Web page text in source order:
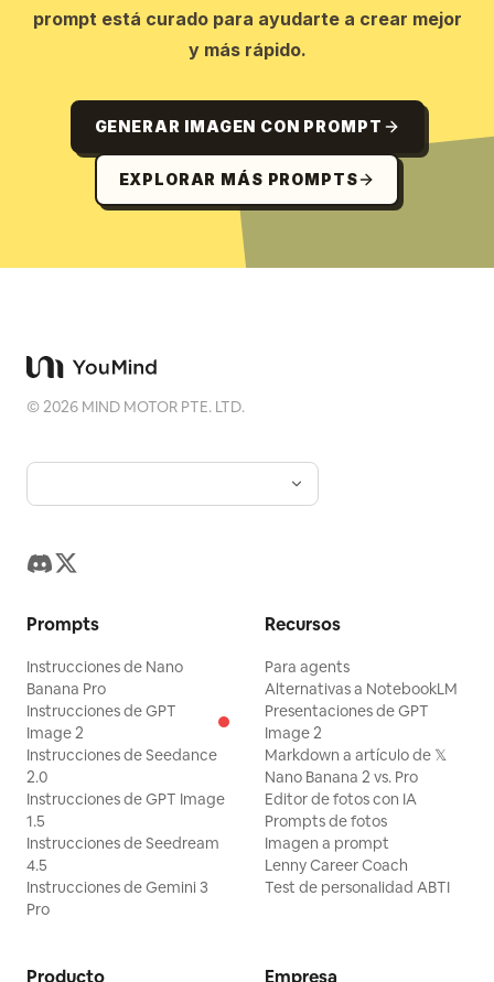
prompt está curado para ayudarte a crear mejor
y más rápido.
GENERAR IMAGEN CON PROMPT
EXPLORAR MÁS PROMPTS
©2026 MIND MOTOR PTE. LTD.
Prompts
Instrucciones de Nano
Banana Pro
Instrucciones de GPT
Image 2
Instrucciones de Seedance
2.0
Instrucciones de GPT Image
1.5
Instrucciones de Seedream
4.5
Instrucciones de Gemini 3
Pro
Recursos
Para agents
Alternativas a NotebookLM
Presentaciones de GPT
Image 2
Markdown a artículo de 𝕏
Nano Banana 2 vs. Pro
Editor de fotos con IA
Prompts de fotos
Imagen a prompt
Lenny Career Coach
Test de personalidad ABTI
Producto Empresa